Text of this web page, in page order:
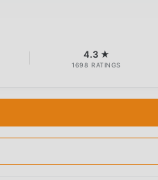
4.3 ★
1698 RATINGS